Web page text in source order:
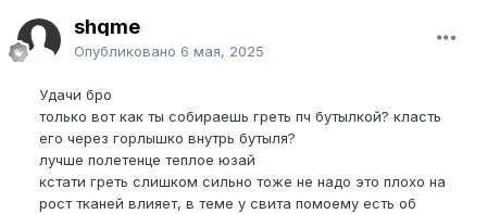
shqme
Опубликовано 6 мая, 2025
Удачи бро
только вот как ты собираешь греть пч бутылкой? класть
его через горлышко внутрь бутыля?
лучше полетенце теплое юзай
кстати греть слишком сильно тоже не надо это плохо на
рост тканей влияет, в теме у свита помоему есть об